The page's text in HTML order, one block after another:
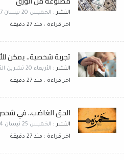
النشر : الخميس 20 نيسان 2017
اخر قراءة : منذ 27 دقيقة
تجربة شخصية.. يمكن
النشر : الأربعاء 20 تشرين الثاني 2024
اخر قراءة : منذ 27 دقيقة
الحق الغاضب.. في
النشر : الخميس 25 نيسان 2024
اخر قراءة : منذ 27 دقيقة